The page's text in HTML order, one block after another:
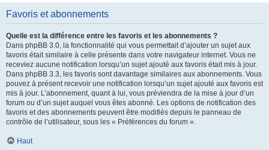
Favoris et abonnements
Quelle est la différence entre les favoris et les abonnements ?
Dans phpBB 3.0, la fonctionnalité qui vous permettait d’ajouter un sujet aux
favoris était similaire à celle présente dans votre navigateur internet. Vous ne
receviez aucune notification lorsqu’un sujet ajouté aux favoris était mis à jour.
Dans phpBB 3.3, les favoris sont davantage similaires aux abonnements. Vous
pouvez à présent recevoir une notification lorsqu’un sujet ajouté aux favoris est
mis à jour. L’abonnement, quant à lui, vous préviendra de la mise à jour d’un
forum ou d’un sujet auquel vous êtes abonné. Les options de notification des
favoris et des abonnements peuvent être modifiés depuis le panneau de
contrôle de l’utilisateur, sous les « Préférences du forum ».
Haut